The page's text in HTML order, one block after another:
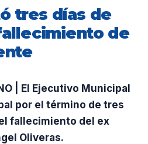
tres días de
de
| El Ejecutivo Municipal
por el término de tres
fallecimiento del ex
Oliveras.